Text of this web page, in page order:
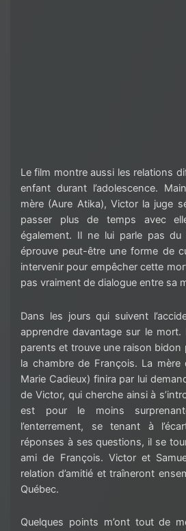
Le film montre aussi les relations
enfant durant l’adolescence.
mère (Aure Atika), Victor la juge
passer plus de temps avec
également. Il ne lui parle pas du
éprouve peut-être une forme de
intervenir pour empêcher cette
pas vraiment de dialogue entre sa
Dans les jours qui suivent
apprendre davantage sur le
parents et trouve une raison bidon
la chambre de François. La
Marie Cadieux) finira par lui
de Victor, qui cherche ainsi à
est pour le moins
l’enterrement, se tenant à
réponses à ses questions, il se
ami de François. Victor et
relation d’amitié et traîneront
Québec.
Quelques points m’ont tout de